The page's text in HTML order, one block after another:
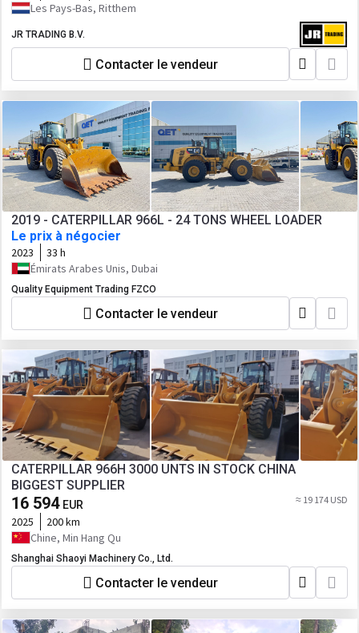
Les Pays-Bas, Ritthem
JR TRADING B.V.
Contacter le vendeur
2019 - CATERPILLAR 966L - 24 TONS WHEEL LOADER
Le prix à négocier
2023
33 h
Émirats Arabes Unis, Dubai
Quality Equipment Trading FZCO
Contacter le vendeur
CATERPILLAR 966H 3000 UNTS IN STOCK CHINA
BIGGEST SUPPLIER
16 594 EUR ≈ 19 174 USD
2025
200 km
Chine, Min Hang Qu
Shanghai Shaoyi Machinery Co., Ltd.
Contacter le vendeur